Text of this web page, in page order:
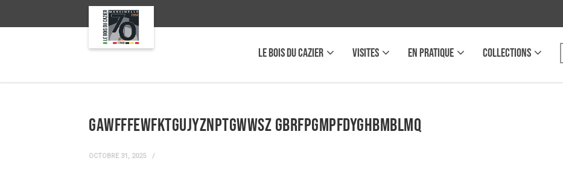
LE BOIS DU CAZIER VISITES EN PRATIQUE COLLECTIONS
GaWfFFEwfktgujyzNPtGWWsz GBRfpGMPfDyGHBMbLMQ
OCTOBRE 31, 2025